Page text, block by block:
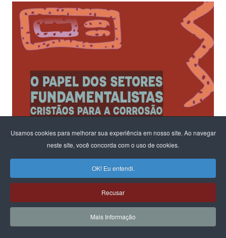
Usamos cookies para melhorar sua experiência em nosso site. Ao navegar
neste site, você concorda com o uso de cookies.
OK! Eu entendi.
Recusar
Mais Informação